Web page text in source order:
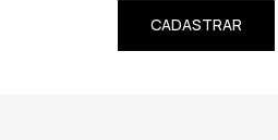
CADASTRAR